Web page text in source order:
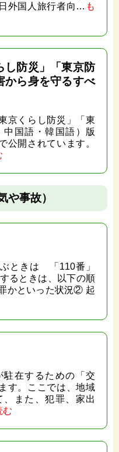
外国人旅行者向… も
し防災」「東京防
から身を守るすべ
京くらし防災」「東
国語・韓国語）版
公開されています。
や事故）
ときは 「110番」
るときは、以下の順
かといった状況② 起
駐在するための「交
す。ここでは、地域
また、犯罪、家出
む